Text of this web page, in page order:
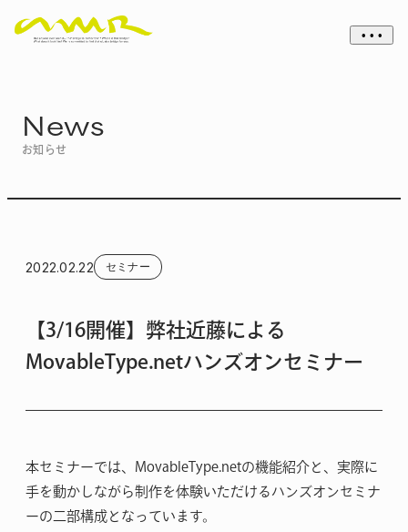
• • •
News
お知らせ
2022.02.22 セミナー
【3/16開催】弊社近藤による
MovableType.netハンズオンセミナー
本セミナーでは、MovableType.netの機能紹介と、実際に
手を動かしながら制作を体験いただけるハンズオンセミナ
ーの二部構成となっています。